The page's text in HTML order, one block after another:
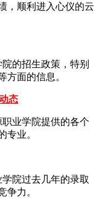
，顺利进入心仪的云
的招生政策，特别
方面的信息。
态
业学院提供的各个
专业。
院过去几年的录取
争力。